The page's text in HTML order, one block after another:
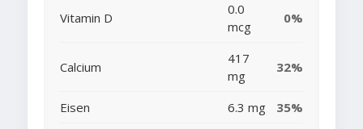
Vitamin D
0.0
mcg
0%
Calcium
417
mg
32%
Eisen 6.3 mg 35%